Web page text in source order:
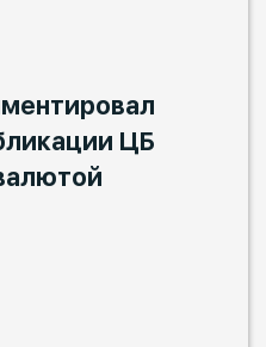
ЦБ